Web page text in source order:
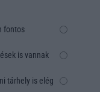
fontos
is vannak
tárhely is elég